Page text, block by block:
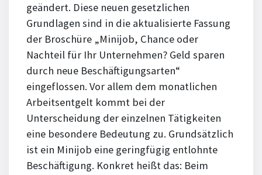
geändert. Diese neuen gesetzlichen
Grundlagen sind in die aktualisierte Fassung
der Broschüre „Minijob, Chance oder
Nachteil für Ihr Unternehmen? Geld sparen
durch neue Beschäftigungsarten“
eingeflossen. Vor allem dem monatlichen
Arbeitsentgelt kommt bei der
Unterscheidung der einzelnen Tätigkeiten
eine besondere Bedeutung zu. Grundsätzlich
ist ein Minijob eine geringfügig entlohnte
Beschäftigung. Konkret heißt das: Beim